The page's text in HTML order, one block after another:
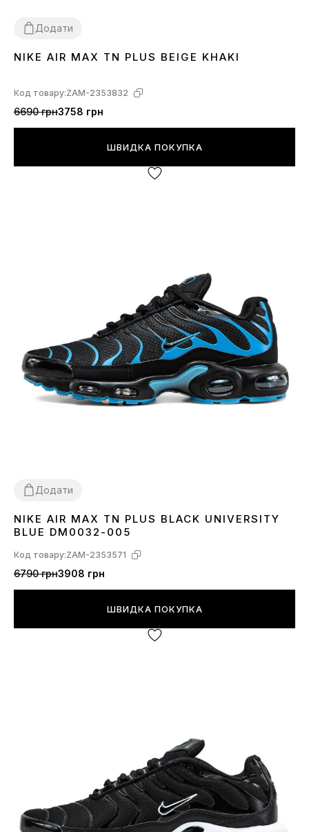
Додати
3637 39 40
NIKE AIR MAX TN PLUS BEIGE KHAKI
Код товару:ZAM-2353832
6690 грн3758 грн
ШВИДКА ПОКУПКА
Додати
4142 4344 45
NIKE AIR MAX TN PLUS BLACK UNIVERSITY
BLUE DM0032-005
Код товару:ZAM-2353571
6790 грн3908 грн
ШВИДКА ПОКУПКА